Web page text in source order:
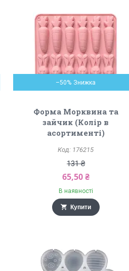
–50%
Форма Морквина та
зайчик (Колір в
асортименті)
176215
131 ₴
65,50 ₴
В наявності
Купити